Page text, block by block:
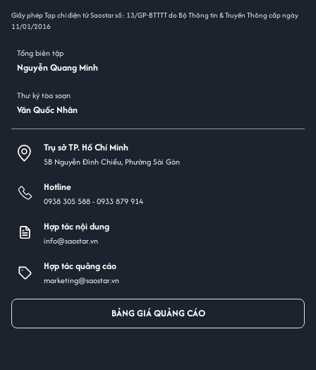
Giấy phép Tạp chí điện tử Saostar số: 13/GP-BTTTT do Bộ Thông tin & Truyền Thông cấp ngày
11/01/2016
Tổng biên tập
Nguyễn Quang Minh
Thư ký tòa soạn
Văn Quốc Nhân
Trụ sở TP. Hồ Chí Minh
5B Nguyễn Đình Chiểu, Phường Sài Gòn
Hotline
0938 305 588 -0933 879 914
Hợp tác nội dung
info@saostar.vn
Hợp tác quảng cáo
marketing@saostar.vn
BẢNG GIÁ QUẢNG CÁO